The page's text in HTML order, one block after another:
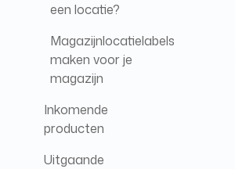
een locatie?
Magazijnlocatielabels
maken voor je
magazijn
Inkomende
producten
Uitgaande